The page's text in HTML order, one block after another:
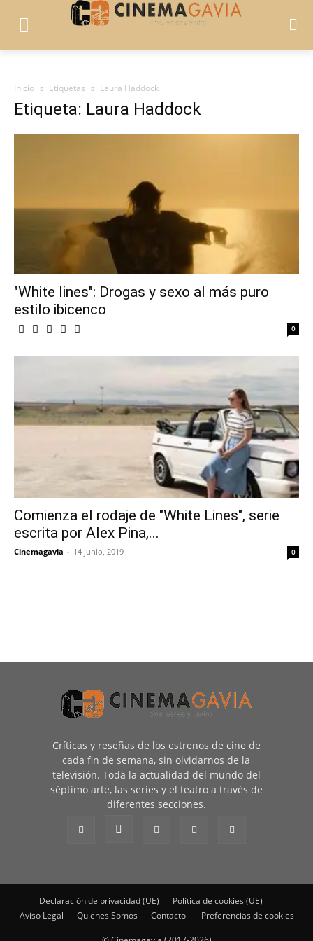
Inicio Etiquetas Laura Haddock
Etiqueta: Laura Haddock
"White lines": Drogas y sexo al más puro
estilo ibicenco
0
Comienza el rodaje de "White Lines", serie
escrita por Alex Pina,...
Cinemagavia - 14 junio, 2019 0
Críticas y reseñas de los estrenos de cine de
cada fin de semana, sin olvidarnos de la
televisión. Toda la actualidad del mundo del
séptimo arte, las series y el teatro a través de
diferentes secciones.
Declaración de privacidad (UE)
Política de cookies (UE)
Aviso Legal
Quienes Somos Contacto Preferencias de cookies